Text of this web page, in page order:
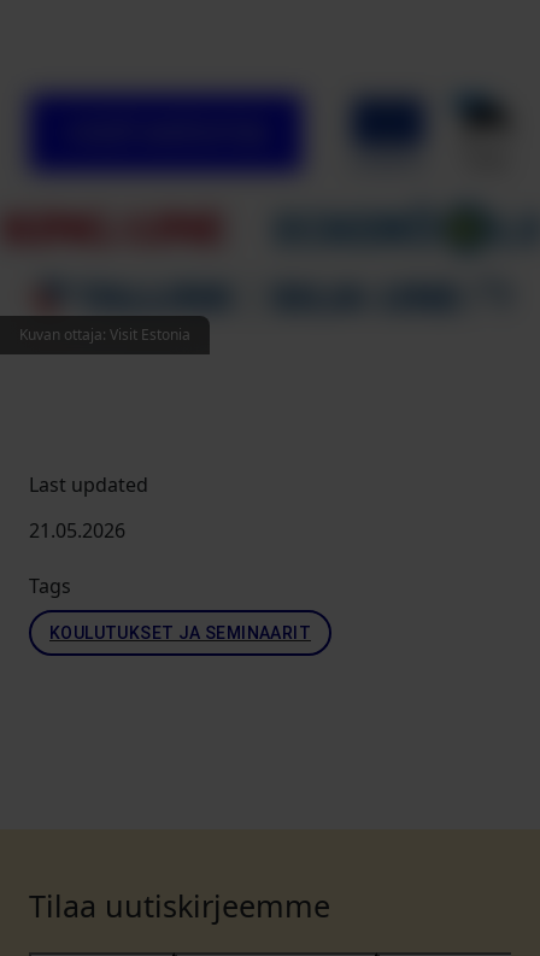
Kuvan ottaja: Visit Estonia
Last updated
21.05.2026
Tags
KOULUTUKSET JA SEMINAARIT
Tilaa uutiskirjeemme